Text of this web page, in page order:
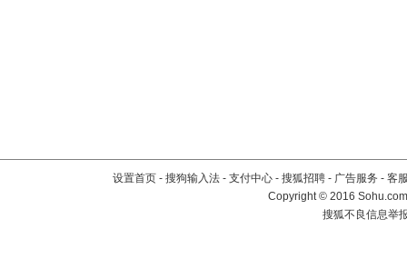
设置首页 - 搜狗输入法 - 支付中心 - 搜狐招聘 - 广告服务 - 客
Copyright©2016
搜狐不良信息举